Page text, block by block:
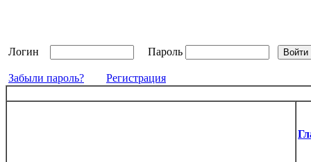
Логин Пароль
Забыли пароль? Регистрация